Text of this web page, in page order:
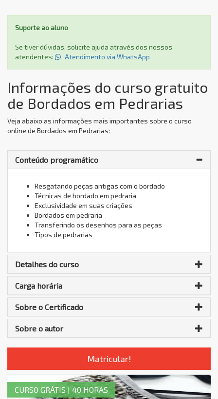
Suporte ao aluno
Se tiver dúvidas, solicite ajuda através dos nossos
atendentes:
Atendimento via WhatsApp
Informações do curso gratuito
de Bordados em Pedrarias
Veja abaixo as informações mais importantes sobre o curso
online de Bordados em Pedrarias:
Conteúdo programático
Resgatando peças antigas com o bordado
Técnicas de bordado em pedraria
Exclusividade em suas criações
Bordados em pedraria
Transferindo os desenhos para as peças
Tipos de pedrarias
Detalhes do curso
Carga horária
Sobre o Certificado
Sobre o autor
Matricular!
CURSO GRÁTIS | 40 HORAS